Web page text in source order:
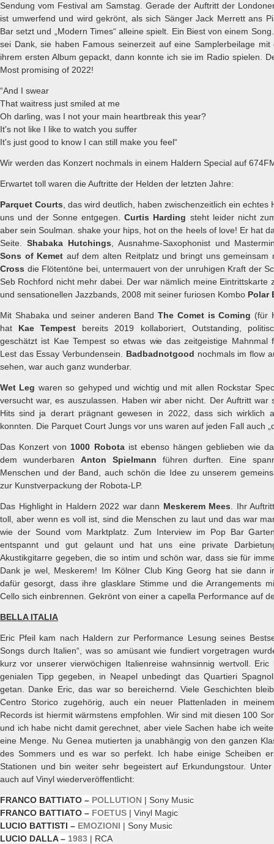
Sendung vom Festival am Samstag. Gerade der Auftritt der
ist umwerfend und wird gekrönt, als sich Sänger Jack Merrett ans
Bar setzt und „Modern Times“ alleine spielt. Ein Biest von einem
sei Dank, sie haben Famous seinerzeit auf eine Samplerbeilage mit
ihrem ersten Album gepackt, dann konnte ich sie im Radio spielen.
Most promising of 2022!
“And I swear
That waitress just smiled at me
Oh darling, was I not your main heartbreak this year?
It's not like I like to watch you suffer
It's just good to know I can still make you feel“
Wir werden das Konzert nochmals in einem Haldern Special auf
Erwartet toll waren die Auftritte der Helden der letzten Jahre:
Parquet Courts, das wird deutlich, haben zwischenzeitlich ein echtes
uns und der Sonne entgegen.Curtis Harding steht leider nicht
aber sein Soulman. shake your hips, hot on the heels of love! Er hat
Seite. Shabaka Hutchings, Ausnahme-Saxophonist und
Sons of Kemet auf dem alten Reitplatz und bringt uns gemeinsam
Cross die Flötentöne bei, untermauert von der unruhigen Kraft der
Seb Rochford nicht mehr dabei. Der war nämlich meine Eintrittskarte
und sensationellen Jazzbands, 2008 mit seiner furiosen Kombo Polar
Mit Shabaka und seiner anderen BandThe Comet is Coming (für
hat Kae Tempest bereits 2019 kollaboriert, Outstanding,
geschätzt ist Kae Tempest so etwas wie das zeitgeistige Mahnmal
Lest das Essay Verbundensein. Badbadnotgood nochmals im flow
sehen, war auch ganz wunderbar.
Wet Leg waren so gehyped und wichtig und mit allen Rockstar
versucht war, es auszulassen. Haben wir aber nicht. Der Auftritt war
Hits sind ja derart prägnant gewesen in 2022, dass sich wirklich
konnten. Die Parquet Court Jungs vor uns waren auf jeden Fall auch
Das Konzert von1000 Robotaist ebenso hängen geblieben wie
dem wunderbaren Anton Spielmann führen durften. Eine
Menschen und der Band, auch schön die Idee zu unserem
zur Kunstverpackung der Robota-LP.
Das Highlight in Haldern 2022 war dann Meskerem Mees. Ihr
toll, aber wenn es voll ist, sind die Menschen zu laut und das war
wie der Sound vom Marktplatz. Zum Interview im Pop Bar
entspannt und gut gelaunt und hat uns eine private
Akustikgitarre gegeben, die so intim und schön war, dass sie für
Dank je wel, Meskerem! Im Kölner Club King Georg hat sie dann
dafür gesorgt, dass ihre glasklare Stimme und die Arrangements
Cello sich einbrennen. Gekrönt von einer a capella Performance auf
BELLA ITALIA
Eric Pfeil kam nach Haldern zur Performance Lesung seines
Songs durch Italien“, was so amüsant wie fundiert vorgetragen
kurz vor unserer vierwöchigen Italienreise wahnsinnig wertvoll.
genialen Tipp gegeben, in Neapel unbedingt das Quartieri
getan. Danke Eric, das war so bereichernd. Viele Geschichten
Centro Storico zugehörig, auch ein neuer Plattenladen in
Records ist hiermit wärmstens empfohlen. Wir sind mit diesen 100
und ich habe nicht damit gerechnet, aber viele Sachen habe ich
eine Menge. Nu Genea mutierten ja unabhängig von den ganzen
des Sommers und es war so perfekt. Ich habe einige Scheiben
Stationen und bin weiter sehr begeistert auf Erkundungstour.
auch auf Vinyl wiederveröffentlicht:
FRANCO BATTIATO – POLLUTION | Sony Music
FRANCO BATTIATO – FOETUS | Vinyl Magic
LUCIO BATTISTI – EMOZIONI | Sony Music
LUCIO DALLA – 1983 | RCA